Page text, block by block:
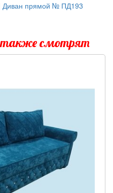
Диван прямой № ПД193
смотрят